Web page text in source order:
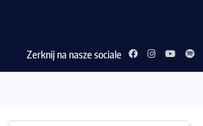
Zerknij na nasze sociale